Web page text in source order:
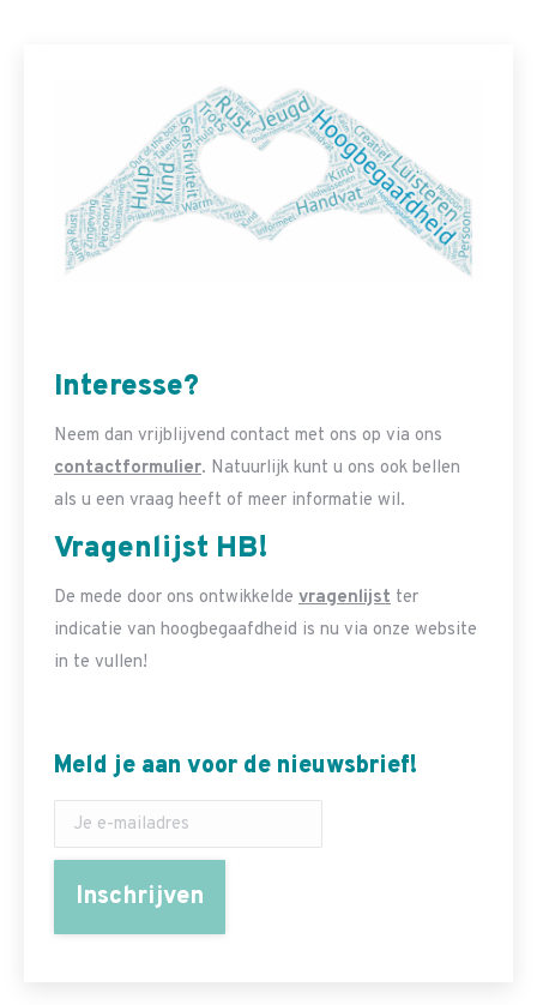
Interesse?
Neem dan vrijblijvend contact met ons op via ons
contactformulier. Natuurlijk kunt u ons ook bellen
als u een vraag heeft of meer informatie wil.
Vragenlijst HB!
De mede door ons ontwikkelde vragenlijst ter
indicatie van hoogbegaafdheid is nu via onze website
in te vullen!
Meld je aan voor de nieuwsbrief!